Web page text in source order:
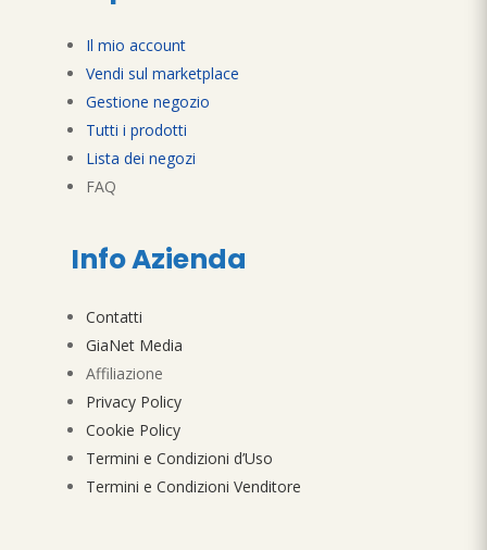
Il mio account
Vendi sul marketplace
Gestione negozio
Tutti i prodotti
Lista dei negozi
FAQ
Info Azienda
Contatti
GiaNet Media
Affiliazione
Privacy Policy
Cookie Policy
Termini e Condizioni d’Uso
Termini e Condizioni Venditore